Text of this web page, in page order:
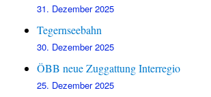
31. Dezember 2025
Tegernseebahn
30. Dezember 2025
ÖBB neue Zuggattung Interregio
25. Dezember 2025